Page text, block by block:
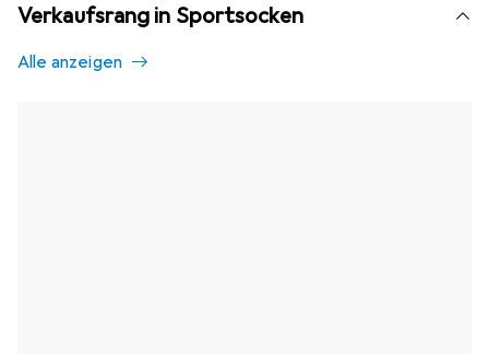
Verkaufsrang in Sportsocken
Alle anzeigen